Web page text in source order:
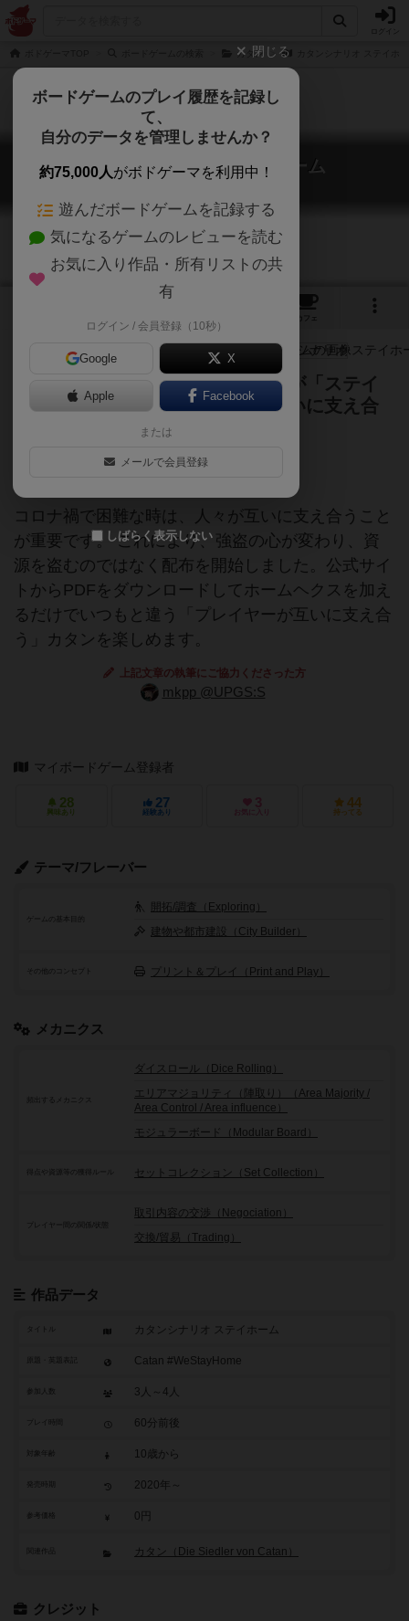
カタン
カタンシナリオ ステイホーム
Catan #WeStayHome
カフェ
盗賊が心変わり！コロナ禍で人々が「ステイ
ホーム」する中でプレイヤーが互いに支え合
プリントアンドプレイ
コロナ禍で困難な時は、人々が互いに支え合うこと
が重要です。 これにより、強盗の心が変わり、資
源を盗むのではなく配布を開始しました。公式サイ
トからPDFをダウンロードしてホームヘクスを加え
るだけでいつもと違う「プレイヤーが互いに支え合
う」カタンを楽しめます。
上記文章の執筆にご協力くださった方
mkpp @UPGS:S
マイボードゲーム登録者
28
興味あり
27
経験あり
3
お気に入り
44
持ってる
テーマ/フレーバー
ゲームの基本目的
開拓/調査（Exploring）
建物や都市建設（City Builder）
その他のコンセプト プリント＆プレイ（Print and Play）
メカニクス
頻出するメカニクス
ダイスロール（Dice Rolling）
エリアマジョリティ（陣取り）（Area Majority /
Area Control / Area influence）
モジュラーボード（Modular Board）
セットコレクション（Set Collection）
プレイヤー間の関係/状態
取引内容の交渉（Negociation）
交換/貿易（Trading）
作品データ
タイトル カタンシナリオ ステイホーム
Catan #WeStayHome
参加人数 3人～4人
60分前後
10歳から
2020年～
参考価格 0円
関連作品 カタン（Die Siedler von Catan）
クレジット
閉じる
ボードゲームのプレイ履歴を記録し
て、
自分のデータを管理しませんか？
約75,000人がボドゲーマを利用中！
遊んだボードゲームを記録する
気になるゲームのレビューを読む
お気に入り作品・所有リストの共
有
ログイン / 会員登録（10秒）
Google X
Apple Facebook
または
メールで会員登録
しばらく表示しない